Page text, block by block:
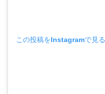
この投稿をInstagramで見る